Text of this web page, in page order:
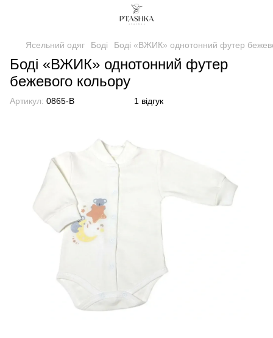
Ясельний одяг Боді Боді «ВЖИК» однотонний футер
Боді «ВЖИК» однотонний футер
бежевого кольору
Артикул: 0865-B 1 відгук